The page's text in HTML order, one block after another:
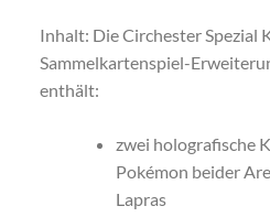
Inhalt: Die Circhester Spezial
Sammelkartenspiel-
enthält:
zwei holografische
Pokémon beider
Lapras